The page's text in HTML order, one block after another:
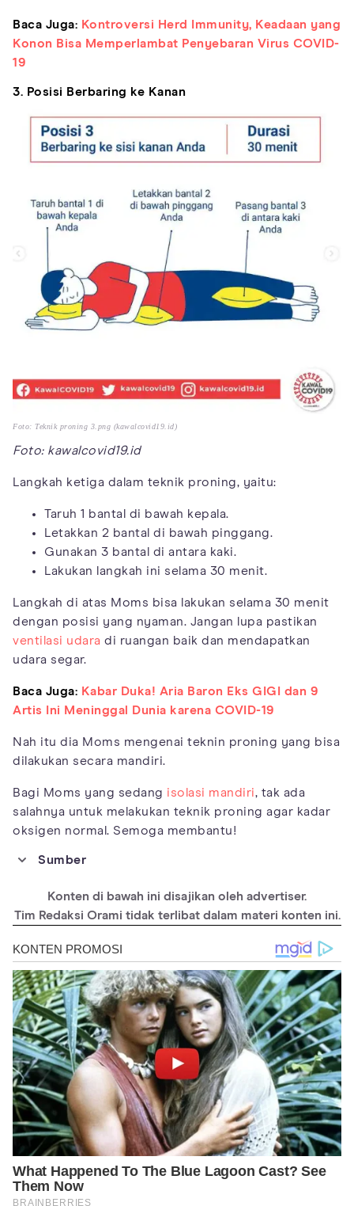
Baca Juga: Kontroversi Herd Immunity, Keadaan yang
Konon Bisa Memperlambat Penyebaran Virus COVID-
19
3. Posisi Berbaring ke Kanan
Foto: Teknik proning 3.png (kawalcovid19.id)
Foto: kawalcovid19.id
Langkah ketiga dalam teknik proning, yaitu:
Taruh 1 bantal di bawah kepala.
Letakkan 2 bantal di bawah pinggang.
Gunakan 3 bantal di antara kaki.
Lakukan langkah ini selama 30 menit.
Langkah di atas Moms bisa lakukan selama 30 menit
dengan posisi yang nyaman. Jangan lupa pastikan
ventilasi udara di ruangan baik dan mendapatkan
udara segar.
Baca Juga: Kabar Duka! Aria Baron Eks GIGI dan 9
Artis Ini Meninggal Dunia karena COVID-19
Nah itu dia Moms mengenai teknin proning yang bisa
dilakukan secara mandiri.
Bagi Moms yang sedang isolasi mandiri, tak ada
salahnya untuk melakukan teknik proning agar kadar
oksigen normal. Semoga membantu!
Sumber
https://www.instagram.com/p/CQx3jJxnfIK/?
utm_medium=copy_link
covid-19-in-communities-of-color/
Konten di bawah ini disajikan oleh advertiser.
Tim Redaksi Orami tidak terlibat dalam materi konten ini.